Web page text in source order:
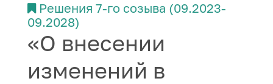
Решения 7-го созыва (09.2023-
09.2028)
«О внесении
изменений в